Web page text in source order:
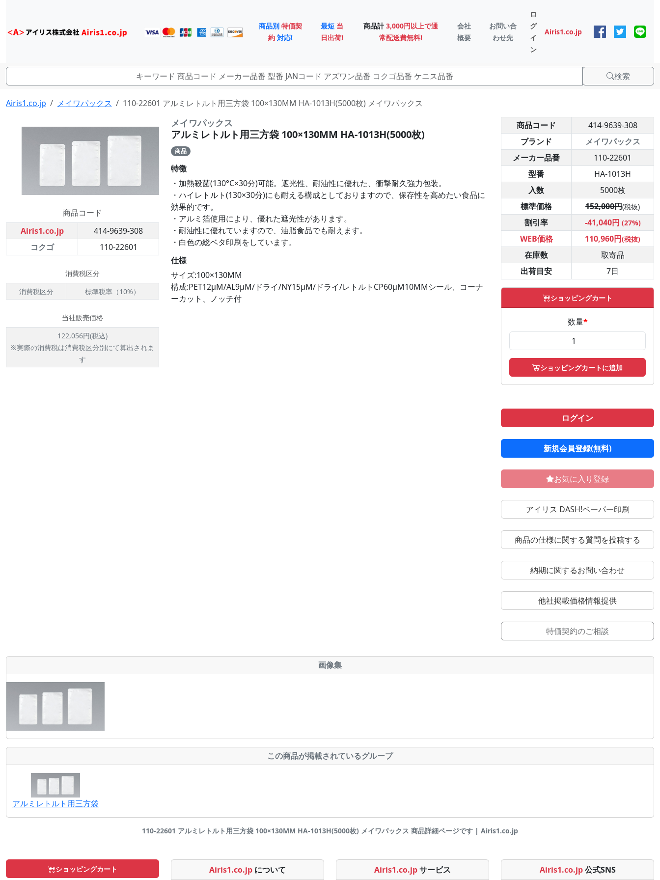
商品別 特価契
約 対応!
最短 当
日出荷!
商品計 3,000円以上で通
常配送費無料!
会社
概要
お問い合
わせ先
ロ
グ
イ
ン
Airis1.co.jp
検索
Airis1.co.jp メイワパックス 110-22601 アルミレトルト用三方袋 100×130MM HA-1013H(5000枚) メイワパックス
商品コード
Airis1.co.jp
414-9639-308
コクゴ
110-22601
消費税区分
消費税区分
標準税率（10%）
当社販売価格
122,056円(税込)
※実際の消費税は消費税区分別にて算出されま
す
メイワパックス
アルミレトルト用三方袋 100×130MM HA-1013H(5000枚)
商品
特徴
・加熱殺菌(130°C×30分)可能。遮光性、耐油性に優れた、衝撃耐久強力包装。
・ハイレトルト(130×30分)にも耐える構成としておりますので、保存性を高めたい食品に
効果的です。
・アルミ箔使用により、優れた遮光性があります。
・耐油性に優れていますので、油脂食品でも耐えます。
・白色の総ベタ印刷をしています。
仕様
サイズ:100×130MM
構成:PET12μM/AL9μM/ドライ/NY15μM/ドライ/レトルトCP60μM10MMシール、コーナ
ーカット、ノッチ付
商品コード
414-9639-308
ブランド
メイワパックス
メーカー品番
110-22601
型番
HA-1013H
入数
5000枚
標準価格
152,000円(税抜)
割引率 -41,040円 (27%)
WEB価格 110,960円(税抜)
在庫数
取寄品
出荷目安
7日
ショッピングカート
数量*
ショッピングカートに追加
ログイン
新規会員登録(無料)
お気に入り登録
アイリス DASH!ペーパー印刷
商品の仕様に関する質問を投稿する
納期に関するお問い合わせ
他社掲載価格情報提供
特価契約のご相談
画像集
この商品が掲載されているグループ
アルミレトルト用三方袋
110-22601 アルミレトルト用三方袋 100×130MM HA-1013H(5000枚) メイワパックス 商品詳細ページです | Airis1.co.jp
ショッピングカート Airis1.co.jp について Airis1.co.jpサービス Airis1.co.jp 公式SNS